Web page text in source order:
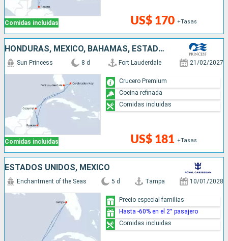
Comidas incluidas US$ 170 +Tasas
HONDURAS, MÉXICO, BAHAMAS, ESTADOS UNIDOS
Comidas incluidas
Sun Princess 8 d Fort Lauderdale 21/02/2027
US$ 181 +Tasas
Crucero Premium
Cocina refinada
Comidas incluidas
ESTADOS UNIDOS, MÉXICO
Enchantment of the Seas 5 d Tampa 10/01/2028
Precio especial familias
Hasta -60% en el 2° pasajero
Comidas incluidas